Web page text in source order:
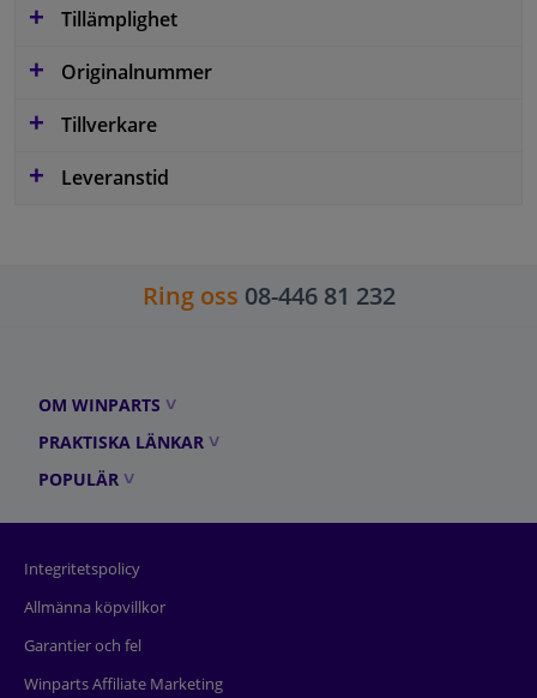
Tillämplighet
Originalnummer
Tillverkare
Leveranstid
Ring oss 08-446 81 232
OM WINPARTS
PRAKTISKA LÄNKAR
POPULÄR
Integritetspolicy
Allmänna köpvillkor
Garantier och fel
Winparts Affiliate Marketing